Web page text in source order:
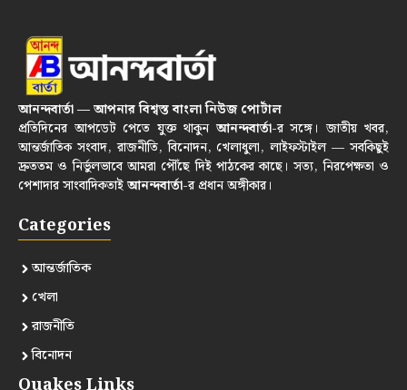
আনন্দবার্তা — আপনার বিশ্বস্ত বাংলা নিউজ পোর্টাল
প্রতিদিনের আপডেট পেতে যুক্ত থাকুনআনন্দবার্তা-র সঙ্গে। জাতীয় খবর,
আন্তর্জাতিক সংবাদ, রাজনীতি, বিনোদন, খেলাধুলা, লাইফস্টাইল — সবকিছুই
দ্রুততম ও নির্ভুলভাবে আমরা পৌঁছে দিই পাঠকের কাছে। সত্য, নিরপেক্ষতা ও
পেশাদার সাংবাদিকতাইআনন্দবার্তা-র প্রধান অঙ্গীকার।
Categories
আন্তর্জাতিক
খেলা
রাজনীতি
বিনোদন